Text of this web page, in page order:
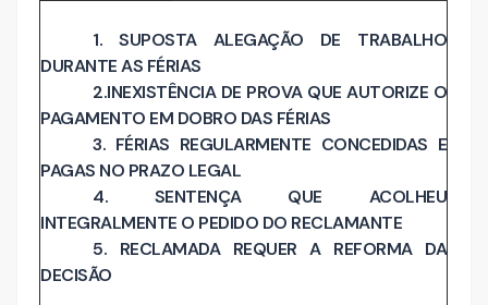
1. SUPOSTA ALEGAÇÃO DE TRABALHO
DURANTE AS FÉRIAS
2.INEXISTÊNCIA DE PROVA QUE AUTORIZE O
PAGAMENTO EM DOBRO DAS FÉRIAS
3. FÉRIAS REGULARMENTE CONCEDIDAS E
PAGAS NO PRAZO LEGAL
4. SENTENÇA QUE ACOLHEU
INTEGRALMENTE O PEDIDO DO RECLAMANTE
5. RECLAMADA REQUER A REFORMA DA
DECISÃO